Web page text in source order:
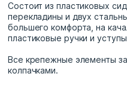
Состоит из пластиковых
перекладины и двух
большего комфорта, на
пластиковые ручки и уступы
Все крепежные элементы
колпачками.